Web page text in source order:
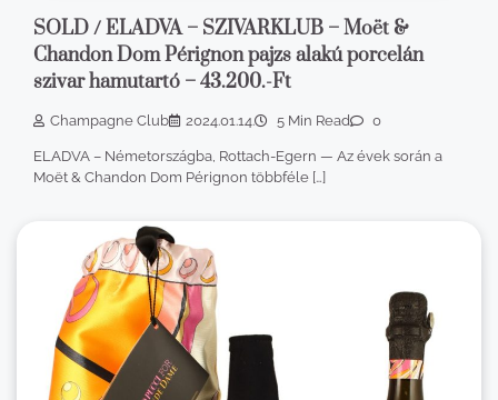
SOLD / ELADVA – SZIVARKLUB – Moët &
Chandon Dom Pérignon pajzs alakú porcelán
szivar hamutartó – 43.200.-Ft
Champagne Club 2024.01.14. 5 Min Read 0
ELADVA – Németországba, Rottach-Egern — Az évek során a
Moët & Chandon Dom Pérignon többféle […]